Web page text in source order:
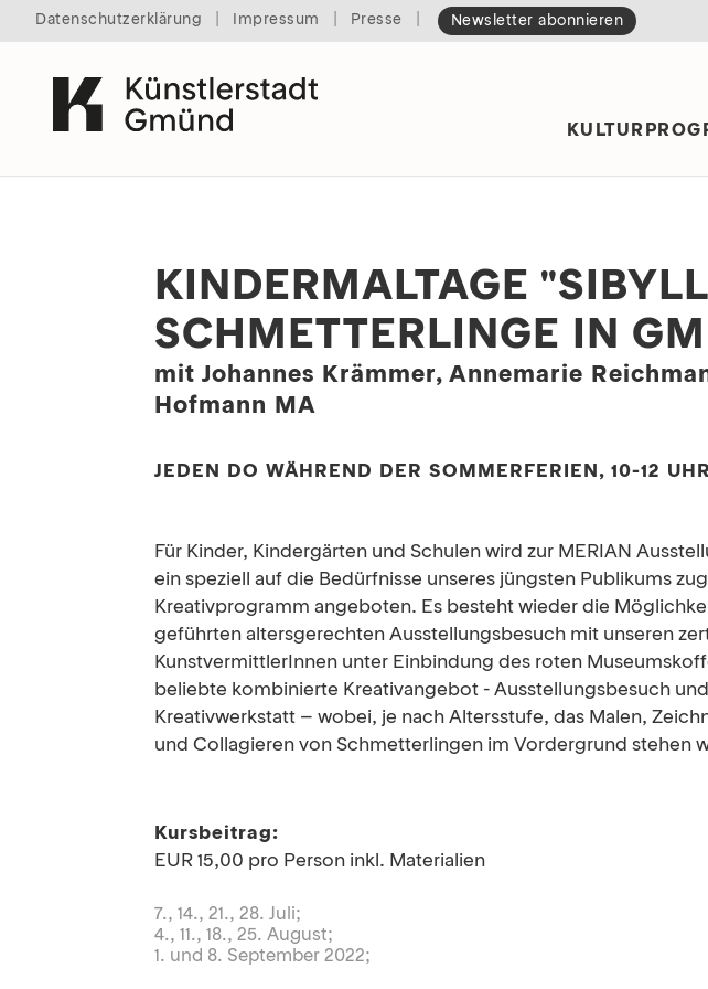
Datenschutzerklärung Impressum Presse Newsletter abonnieren
KINDERMALTAGE
SCHMETTERLINGE IN
mit Johannes Krämmer, Annemarie
Hofmann MA
JEDEN DO WÄHREND DER SOMMERFERIEN, 10-12 UHR
Für Kinder, Kindergärten und Schulen wird zur MERIAN
ein speziell auf die Bedürfnisse unseres jüngsten Publikums
Kreativprogramm angeboten. Es besteht wieder die
geführten altersgerechten Ausstellungsbesuch mit unseren
KunstvermittlerInnen unter Einbindung des roten
beliebte kombinierte Kreativangebot - Ausstellungsbesuch und
Kreativwerkstatt – wobei, je nach Altersstufe, das Malen,
und Collagieren von Schmetterlingen im Vordergrund stehen
Kursbeitrag:
EUR 15,00 pro Person inkl. Materialien
7., 14., 21., 28. Juli;
4., 11., 18., 25. August;
1. und 8. September 2022;